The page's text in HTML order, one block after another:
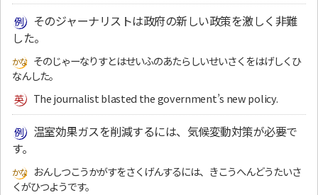
そのジャーナリストは政府の新しい政策を激しく非難
した。
そのじゃーなりすとはせいふのあたらしいせいさくをはげしくひ
なんした。
The journalist blasted the government’s new policy.
温室効果ガスを削減するには、気候変動対策が必要で
す。
おんしつこうかがすをさくげんするには、きこうへんどうたいさ
くがひつようです。